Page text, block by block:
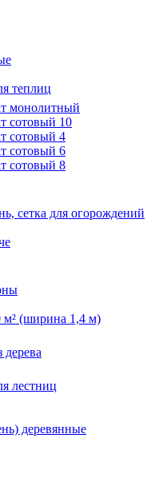
теплиц
монолитный
сотовый 10
сотовый 4
сотовый 6
сотовый 8
сетка для огорождений
лестниц
деревянные